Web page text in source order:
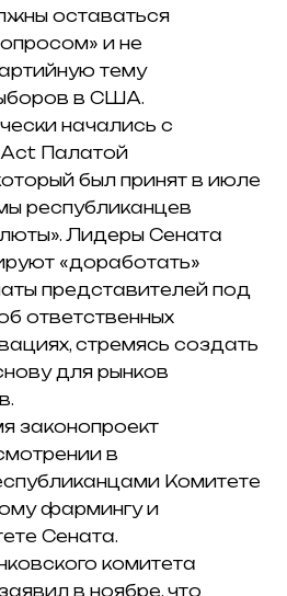
оставаться
и не
тему
в США.
начались с
Act Палатой
был принят в июле
республиканцев
Лидеры Сената
«доработать»
представителей под
ответственных
стремясь создать
для рынков
законопроект
в
Комитете
фармингу и
Сената.
комитета
в ноябре, что